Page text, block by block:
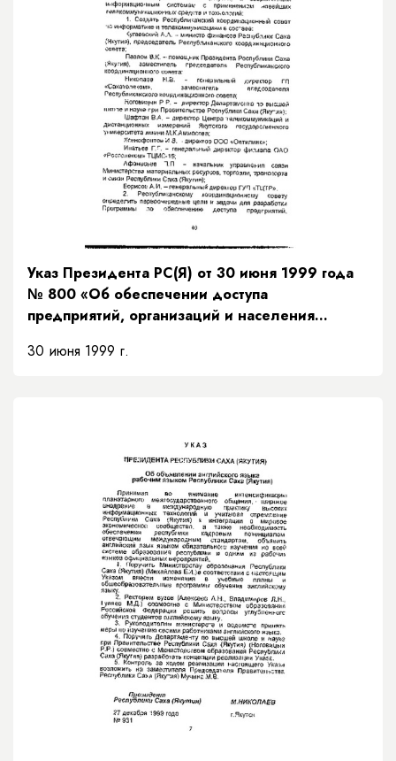
Указ Президента РС(Я) от 30 июня 1999 года
№ 800 «Об обеспечении доступа
предприятий, организаций и населения
информационным системам»
30 июня 1999 г.